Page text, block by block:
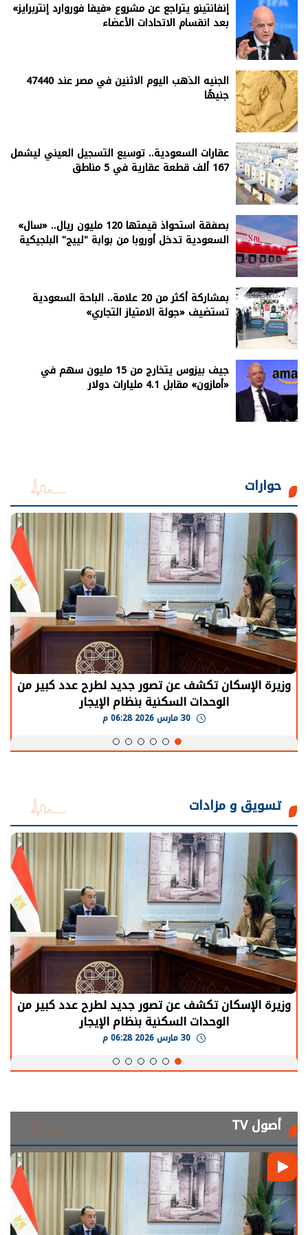
إنفانتينو يتراجع عن مشروع «فيفا فوروارد إنتربرايز»
بعد انقسام الاتحادات الأعضاء
الجنيه الذهب اليوم الاثنين في مصر عند 47440
جنيهًا
عقارات السعودية.. توسيع التسجيل العيني ليشمل
167 ألف قطعة عقارية في 5 مناطق
بصفقة استحواذ قيمتها 120 مليون ريال.. «سال»
السعودية تدخل أوروبا من بوابة "لييج" البلجيكية
بمشاركة أكثر من 20 علامة.. الباحة السعودية
تستضيف «جولة الامتياز التجاري»
جيف بيزوس يتخارج من 15 مليون سهم في
«أمازون» مقابل 4.1 مليارات دولار
حوارات
الرئيس السيسي: توقف الأنشطة في قطاع الطاقة
يحتاج إلى سنوات لعودة معدلات الإنتاج الطبيعية
30 مارس 2026 05:08 م
تسويق و مزادات
الرئيس السيسي: توقف الأنشطة في قطاع الطاقة
يحتاج إلى سنوات لعودة معدلات الإنتاج الطبيعية
30 مارس 2026 05:08 م
أصول TV